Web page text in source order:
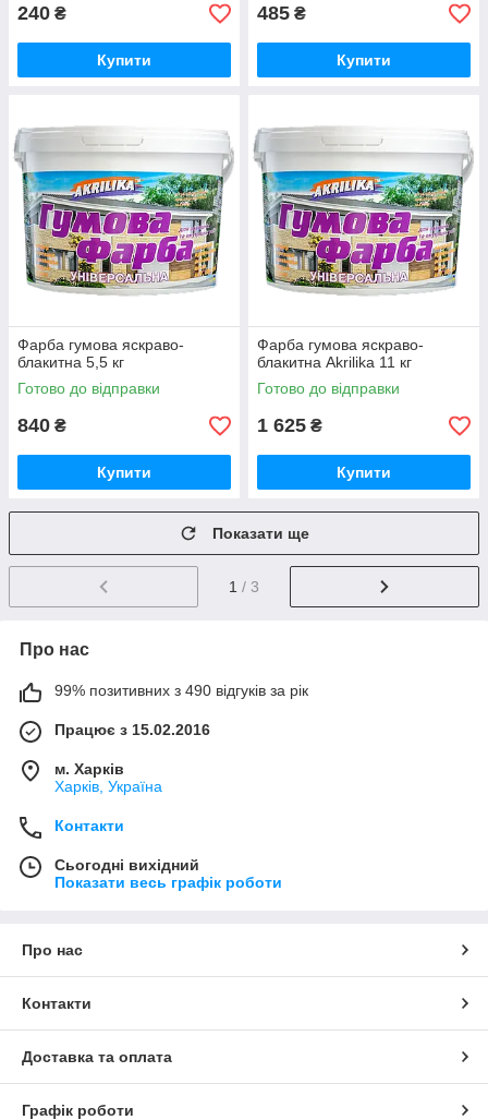
240 ₴
Купити
485 ₴
Купити
Фарба гумова яскраво-
блакитна 5,5 кг
Готово до відправки
840 ₴
Купити
Фарба гумова яскраво-
блакитна Akrilika 11 кг
Готово до відправки
1 625 ₴
Купити
Показати ще
1 / 3
Про нас
99% позитивних з 490 відгуків за рік
Працює з 15.02.2016
м. Харків
Харків, Україна
Контакти
Сьогодні вихідний
Показати весь графік роботи
Про нас
Контакти
Доставка та оплата
Графік роботи